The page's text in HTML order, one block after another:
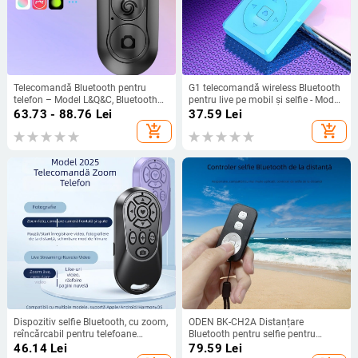
Telecomandă Bluetooth pentru
telefon – Model L&Q&C, Bluetooth
4.0, ABS, Greutate 15
63.73 - 88.76 Lei
add_shopping_cart
G1 telecomandă wireless Bluetooth
pentru live pe mobil și selfie - Model
G1, Bluetooth 3.0, carcasă ABS,
greutate 15,5 g, suportă fotografiere
și difuzare în direct
37.59 Lei
add_shopping_cart
Dispozitiv selfie Bluetooth, cu zoom,
reîncărcabil pentru telefoane
mobile, telecomandă pentru
46.14Lei
ODEN BK-CH2A Distanțare
Bluetooth pentru selfie pentru
smartphone-uri — ABS, 10 g,
79.59 Lei